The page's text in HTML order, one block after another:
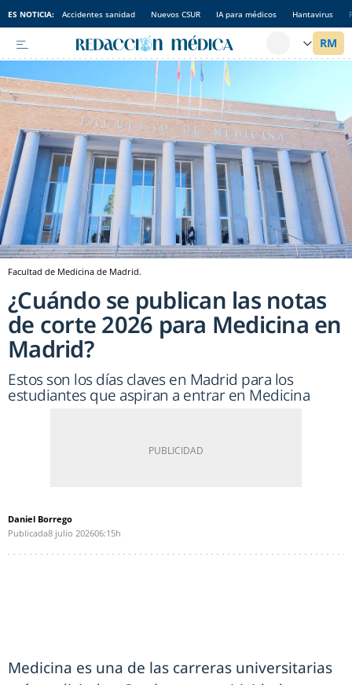
ES NOTICIA: Accidentes sanidad Nuevos CSUR IA para médicos Hantavirus
Facultad de Medicina de Madrid.
¿Cuándo se publican las notas
de corte 2026 para Medicina en
Madrid?
Estos son los días claves en Madrid para los
estudiantes que aspiran a entrar en Medicina
Daniel Borrego
Publicada8 julio 202606:15h
Medicina es una de las carreras universitarias